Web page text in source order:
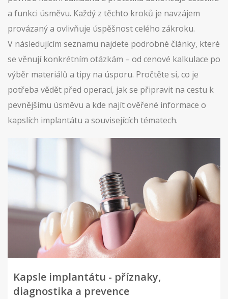
a funkci úsměvu. Každý z těchto kroků je navzájem
provázaný a ovlivňuje úspěšnost celého zákroku.
V následujícím seznamu najdete podrobné články, které
se věnují konkrétním otázkám – od cenové kalkulace po
výběr materiálů a tipy na úsporu. Pročtěte si, co je
potřeba vědět před operací, jak se připravit na cestu k
pevnějšímu úsměvu a kde najít ověřené informace o
kapslích implantátu a souvisejících tématech.
Kapsle implantátu - příznaky,
diagnostika a prevence